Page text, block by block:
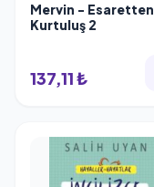
Mervin - Esaretten
Kurtuluş 2
137,11 ₺